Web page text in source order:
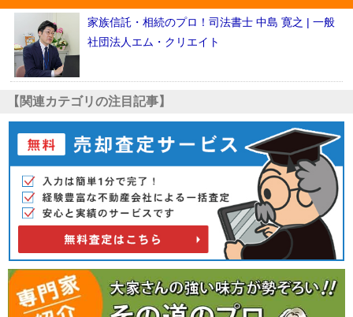
家族信託・相続のプロ！司法書士 中島 寛之 | 一般
社団法人エム・クリエイト
【関連カテゴリの注目記事】